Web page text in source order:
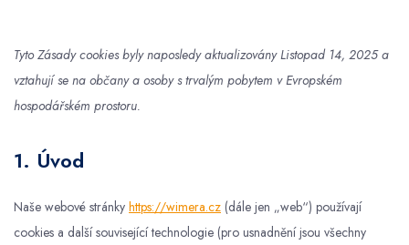
Tyto Zásady cookies byly naposledy aktualizovány Listopad 14, 2025 a
vztahují se na občany a osoby s trvalým pobytem v Evropském
hospodářském prostoru.
1. Úvod
Naše webové stránky https://wimera.cz (dále jen „web“) používají
cookies a další související technologie (pro usnadnění jsou všechny